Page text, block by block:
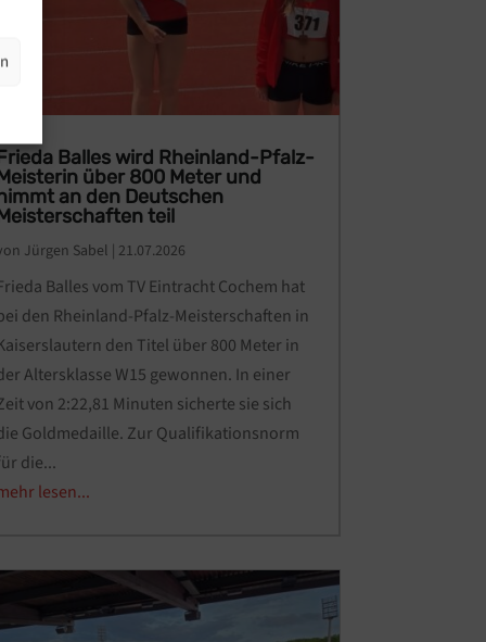
Balles wird Rheinland-Pfalz-
über 800 Meter und
an den Deutschen
teil
Jürgen Sabel | 21.07.2026
Balles vom TV Eintracht Cochem hat
den Rheinland-Pfalz-Meisterschaften in
den Titel über 800 Meter in
Altersklasse W15 gewonnen. In einer
von 2:22,81 Minuten sicherte sie sich
Goldmedaille. Zur Qualifikationsnorm
die...
lesen...